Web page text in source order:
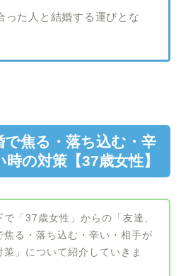
った人と結婚する運びとな
焦る・落ち込む・辛
の対策【37歳女性】
で「37歳女性」からの「友達、
焦る・落ち込む・辛い・相手が
策」について紹介していきま